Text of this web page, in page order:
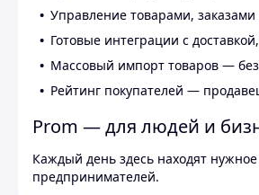
Управление товарами,
Готовые интеграции с
Массовый импорт товаров — без
Рейтинг покупателей —
Prom — для людей и
Каждый день здесь находят
предпринимателей.